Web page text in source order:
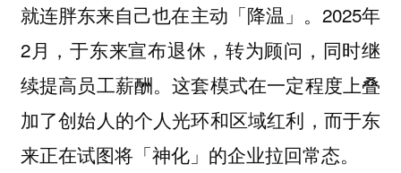
就连胖东来自己也在主动「降温」。2025年
2月，于东来宣布退休，转为顾问，同时继
续提高员工薪酬。这套模式在一定程度上叠
加了创始人的个人光环和区域红利，而于东
来正在试图将「神化」的企业拉回常态。